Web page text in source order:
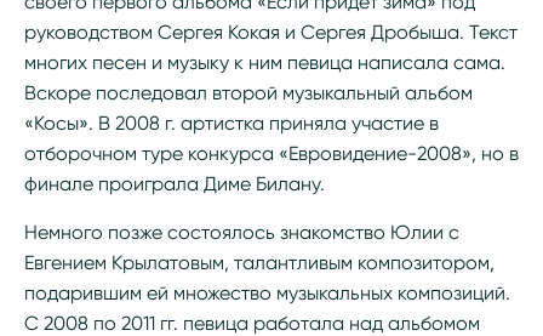
руководством Сергея Кокая и Сергея Дробыша. Текст
многих песен и музыку к ним певица написала сама.
Вскоре последовал второй музыкальный альбом
«Косы». В 2008 г. артистка приняла участие в
отборочном туре конкурса «Евровидение-2008», но в
финале проиграла Диме Билану.
Немного позже состоялось знакомство Юлии с
Евгением Крылатовым, талантливым композитором,
подарившим ей множество музыкальных композиций.
С 2008 по 2011 гг. певица работала над альбомом